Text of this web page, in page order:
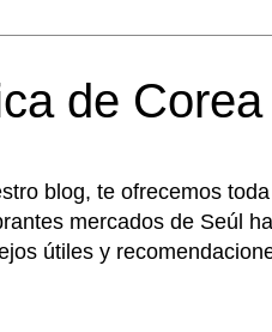
de
blog, te ofrecemos
mercados de Seúl
útiles y